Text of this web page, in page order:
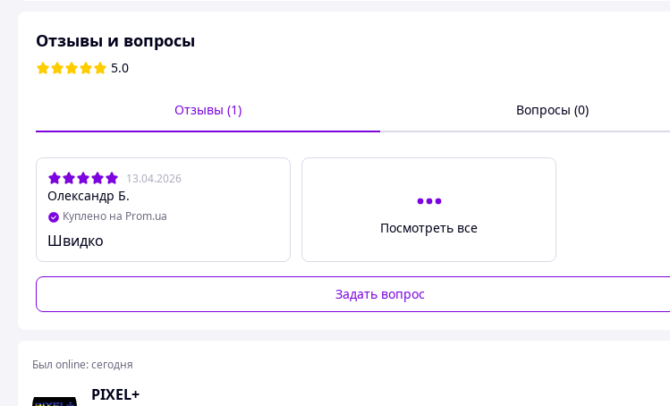
МЕТАЛЛИЧЕСКАЯ ФУРНИТУРА
Легкая, но прочная дюралюминиевая фурнитура способна выдерживать экстремальные
Отзывы и вопросы
5.0
Отзывы (1) Вопросы (0)
13.04.2026
Олександр Б.
Куплено на Prom.ua
Швидко
Посмотреть все
Задать вопрос
Был online:сегодня
PIXEL+